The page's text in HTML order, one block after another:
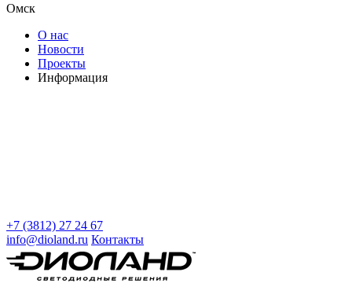
Омск
О нас
Новости
Проекты
Информация
+7 (3812) 27 24 67
info@dioland.ru Контакты